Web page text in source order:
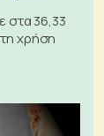
στα 36,33
χρήση